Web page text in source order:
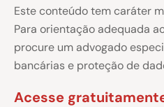
Este conteúdo tem caráter
Para orientação adequada
procure um advogado
bancárias e proteção de
Acesse